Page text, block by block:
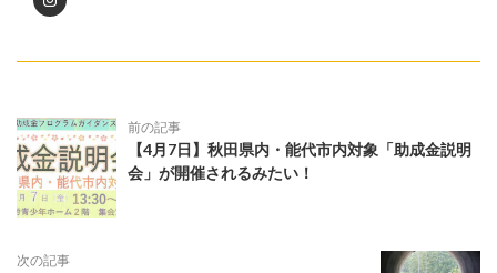
前の記事
【4月7日】秋田県内・能代市内対象「助成金説明
会」が開催されるみたい！
次の記事